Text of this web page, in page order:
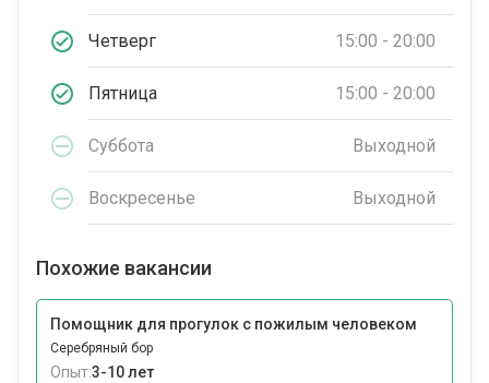
Четверг 15:00 - 20:00
Пятница 15:00 - 20:00
Суббота Выходной
Воскресенье Выходной
Похожие вакансии
Помощник для прогулок с пожилым человеком
Серебряный бор
Опыт:3-10 лет